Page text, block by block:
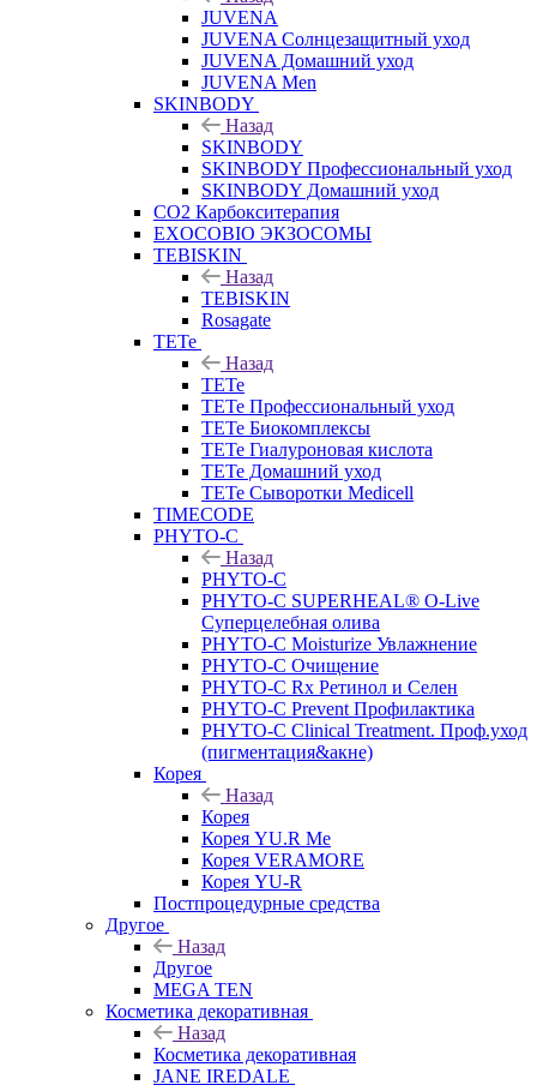
JUVENA
JUVENA Солнцезащитный уход
JUVENA Домашний уход
JUVENA Men
SKINBODY
Назад
SKINBODY
SKINBODY Профессиональный уход
SKINBODY Домашний уход
CO2 Карбокситерапия
EXOCOBIO ЭКЗОСОМЫ
TEBISKIN
Назад
TEBISKIN
Rosagate
TETe
Назад
TETe
TETe Профессиональный уход
TETe Биокомплексы
TETe Гиалуроновая кислота
TETe Домашний уход
TETe Сыворотки Medicell
TIMECODE
PHYTO-C
Назад
PHYTO-C
PHYTO-C SUPERHEAL® O-Live
Суперцелебная олива
PHYTO-C Moisturize Увлажнение
PHYTO-C Очищение
PHYTO-C Rx Ретинол и Селен
PHYTO-C Prevent Профилактика
PHYTO-C Clinical Treatment. Проф.уход
(пигментация&акне)
Корея
Назад
Корея
Корея YU.R Me
Корея VERAMORE
Корея YU-R
Постпроцедурные средства
Другое
Назад
Другое
MEGA TEN
Косметика декоративная
Назад
Косметика декоративная
JANE IREDALE